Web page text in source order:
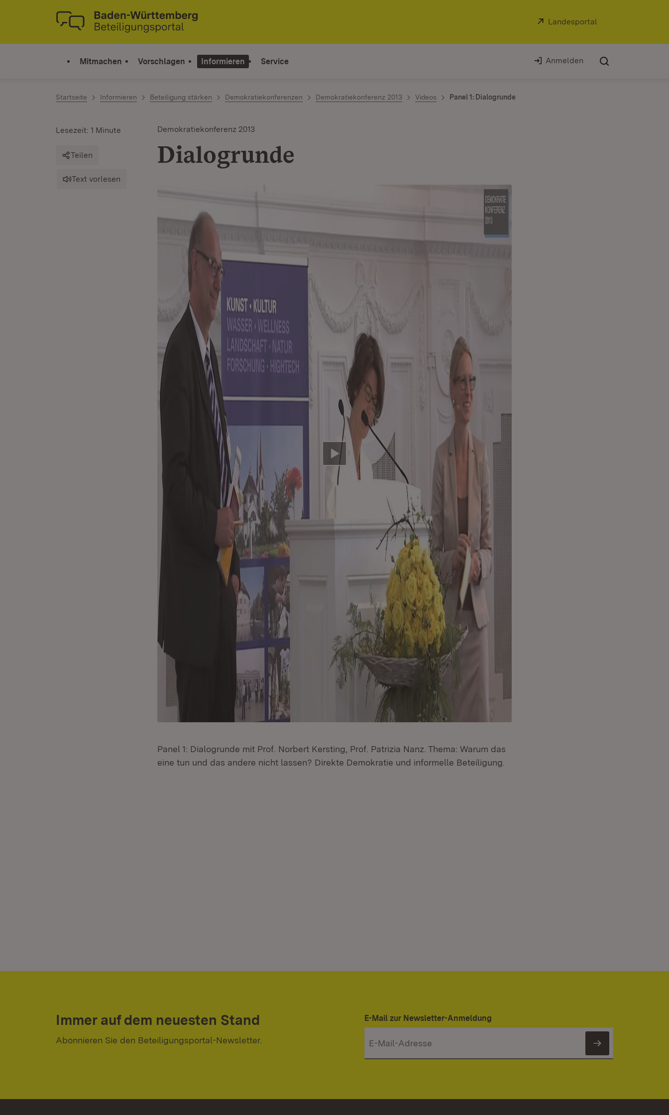
Zum Inhalt springen
Link zur Startseite
Extern:
Landesportal
Mitmachen Vorschlagen Informieren Service Anmelden
Startseite Informieren Beteiligung stärken Demokratiekonferenzen Demokratiekonferenz 2013 Videos Panel 1: Dialogrunde
Demokratiekonferenz 2013
Dialogrunde
Lesezeit: 1 Minute
Teilen
Text vorlesen
Video abspielen
Panel 1: Dialogrunde mit Prof. Norbert Kersting, Prof. Patrizia Nanz. Thema: Warum das
eine tun und das andere nicht lassen? Direkte Demokratie und informelle Beteiligung.
Immer auf dem neuesten Stand
Abonnieren Sie den Beteiligungsportal-Newsletter.
E-Mail zur Newsletter-Anmeldung
Newsletter